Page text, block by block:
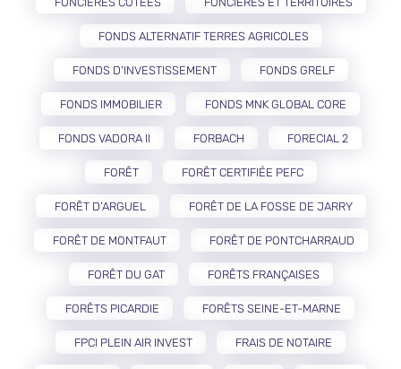
FONDS ALTERNATIF TERRES AGRICOLES
FONDS D'INVESTISSEMENT FONDS GRELF
FONDS IMMOBILIER FONDS MNK GLOBAL CORE
FONDS VADORA II FORBACH FORECIAL 2
FORÊT FORÊT CERTIFIÉE PEFC
FORÊT D’ARGUEL FORÊT DE LA FOSSE DE JARRY
FORÊT DE MONTFAUT FORÊT DE PONTCHARRAUD
FORÊT DU GAT FORÊTS FRANÇAISES
FORÊTS PICARDIE FORÊTS SEINE-ET-MARNE
FPCI PLEIN AIR INVEST FRAIS DE NOTAIRE